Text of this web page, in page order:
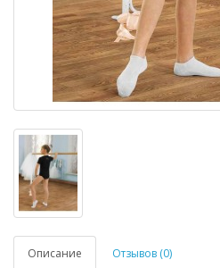
Описание Отзывов (0)